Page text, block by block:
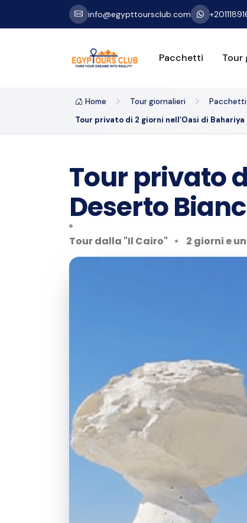
info@egypttoursclub.com
Pacchetti Tour
Home Tour giornalieri Pacchetti
Tour privato di 2 giorni nell’Oasi di
Tour privato
Deserto
Tour dalla "Il Cairo" 2 giorni e